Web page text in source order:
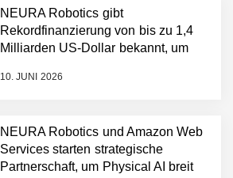
NEURA Robotics gibt
Rekordfinanzierung von bis zu 1,4
Milliarden US-Dollar bekannt, um
Physical-AI-Plattform zu
10. JUNI 2026
NEURA Robotics und Amazon Web
Services starten strategische
Partnerschaft, um Physical AI breit
NEURA Robotics gibt
Rekordfinanzierung von